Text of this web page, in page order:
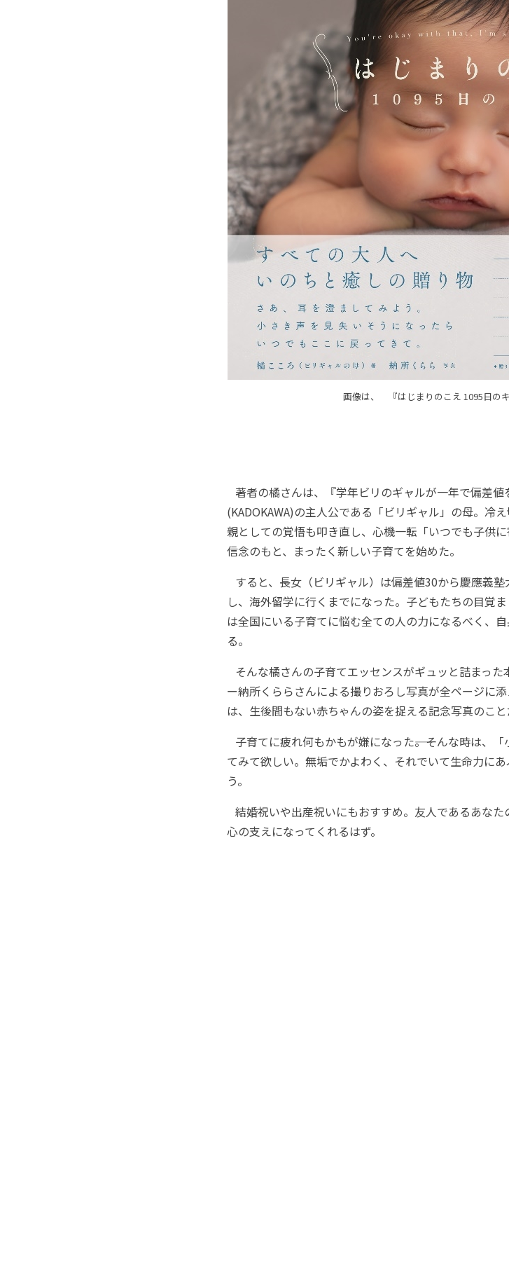
画像は、 『はじまりのこえ 1095日の
著者の橘さんは、『学年ビリのギャルが一年で偏差値
(KADOKAWA)の主人公である「ビリギャル」の母。冷
親としての覚悟も叩き直し、心機一転「いつでも子供
信念のもと、まったく新しい子育てを始めた。
すると、長女（ビリギャル）は偏差値30から慶應義
し、海外留学に行くまでになった。子どもたちの目覚
は全国にいる子育てに悩む全ての人の力になるべく、
る。
そんな橘さんの子育てエッセンスがギュッと詰まっ
ー納所くららさんによる撮りおろし写真が全ページに
は、生後間もない赤ちゃんの姿を捉える記念写真のこと
子育てに疲れ何もかもが嫌になった――。そんな時は、
てみて欲しい。無垢でかよわく、それでいて生命力に
う。
結婚祝いや出産祝いにもおすすめ。友人であるあな
心の支えになってくれるはず。